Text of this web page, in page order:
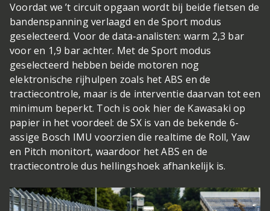
Voordat we ’t circuit opgaan wordt bij beide fietsen de
bandenspanning verlaagd en de Sport modus
geselecteerd. Voor de data-analisten: warm 2,3 bar
voor en 1,9 bar achter. Met de Sport modus
geselecteerd hebben beide motoren nog
elektronische rijhulpen zoals het ABS en de
tractiecontrole, maar is de interventie daarvan tot een
minimum beperkt. Toch is ook hier de Kawasaki op
papier in het voordeel: de SX is van de bekende 6-
assige Bosch IMU voorzien die realtime de Roll, Yaw
en Pitch monitort, waardoor het ABS en de
tractiecontrole dus hellingshoek afhankelijk is.